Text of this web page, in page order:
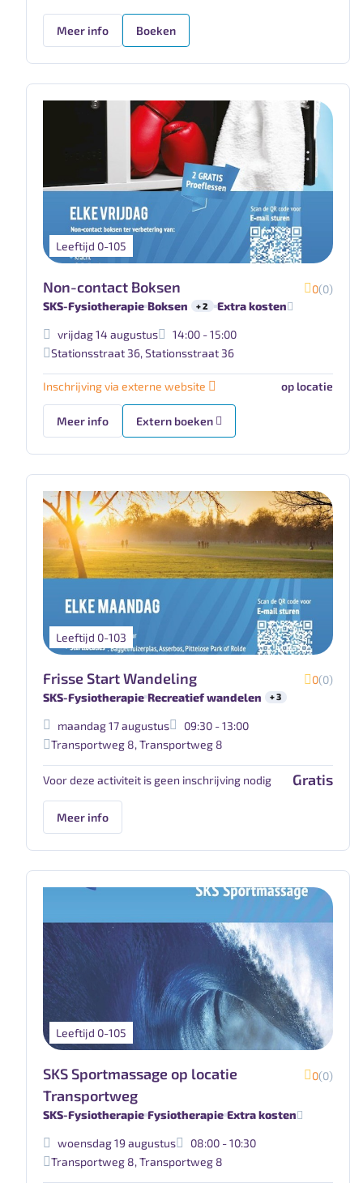
Meer info Boeken
Leeftijd 0-105
Non-contact Boksen 0(0)
SKS-Fysiotherapie Boksen + 2 Extra kosten
vrijdag 14 augustus
14:00 - 15:00
Stationsstraat 36, Stationsstraat 36
Inschrijving via externe website op locatie
Meer info Extern boeken
Leeftijd 0-103
Frisse Start Wandeling 0(0)
SKS-Fysiotherapie Recreatief wandelen + 3
maandag 17 augustus
09:30 - 13:00
Transportweg 8, Transportweg 8
Voor deze activiteit is geen inschrijving nodig Gratis
Meer info
Leeftijd 0-105
SKS Sportmassage op locatie
Transportweg
0(0)
SKS-Fysiotherapie Fysiotherapie Extra kosten
woensdag 19 augustus
08:00 - 10:30
Transportweg 8, Transportweg 8